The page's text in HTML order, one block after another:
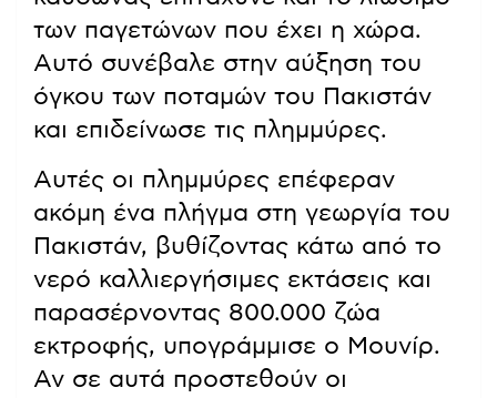
των παγετώνων που έχει η χώρα.
Αυτό συνέβαλε στην αύξηση του
όγκου των ποταμών του Πακιστάν
και επιδείνωσε τις πλημμύρες.
Αυτές οι πλημμύρες επέφεραν
ακόμη ένα πλήγμα στη γεωργία του
Πακιστάν, βυθίζοντας κάτω από το
νερό καλλιεργήσιμες εκτάσεις και
παρασέρνοντας 800.000 ζώα
εκτροφής, υπογράμμισε ο Μουνίρ.
Αν σε αυτά προστεθούν οι